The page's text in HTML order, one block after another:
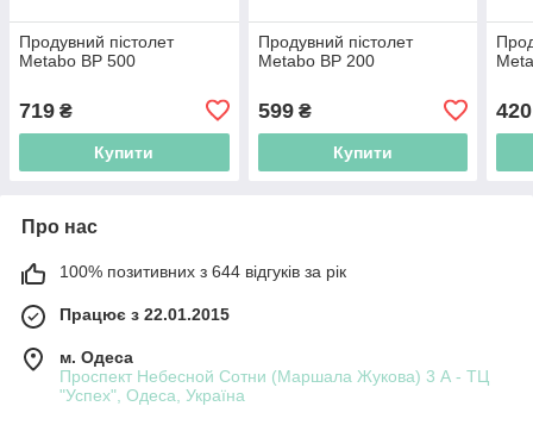
Продувний пістолет
Metabo BP 500
719 ₴
Купити
Продувний пістолет
Metabo BP 200
599₴
Купити
420
Про нас
100% позитивних з 644 відгуків за рік
Працює з 22.01.2015
м. Одеса
Проспект Небесной Сотни (Маршала Жукова) 3 А - ТЦ
"Успех", Одеса, Україна